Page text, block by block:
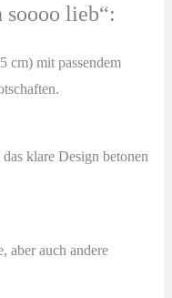
lieb“:
cm) mit passendem
klare Design betonen
aber auch andere